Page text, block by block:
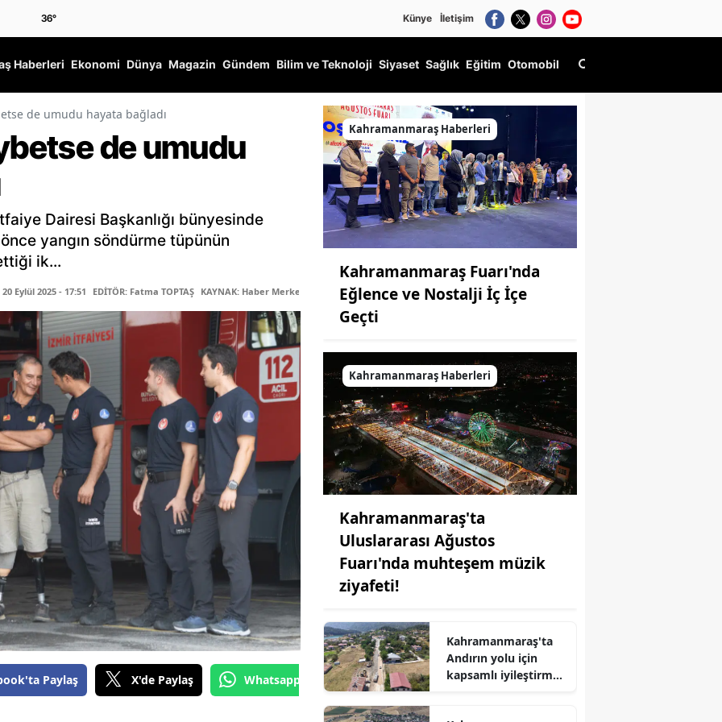
36° Künye İletişim
Haberleri Ekonomi Dünya Magazin Gündem Bilim ve Teknoloji Siyaset Sağlık Eğitim Otomobil
de umudu hayata bağladı
de umudu
Dairesi Başkanlığı bünyesinde
yangın söndürme tüpünün
ik...
20 Eylül 2025 - 17:51 EDİTÖR: Fatma TOPTAŞ KAYNAK: Haber Merkezi
Paylaş X'de Paylaş Whatsapp'tan Gönder
Kahramanmaraş Haberleri
Kahramanmaraş Fuarı'nda
Eğlence ve Nostalji İç İçe
Geçti
Kahramanmaraş Haberleri
Kahramanmaraş'ta
Uluslararası Ağustos
Fuarı'nda muhteşem müzik
ziyafeti!
Kahramanmaraş'ta
Andırın yolu için
kapsamlı iyileştirme